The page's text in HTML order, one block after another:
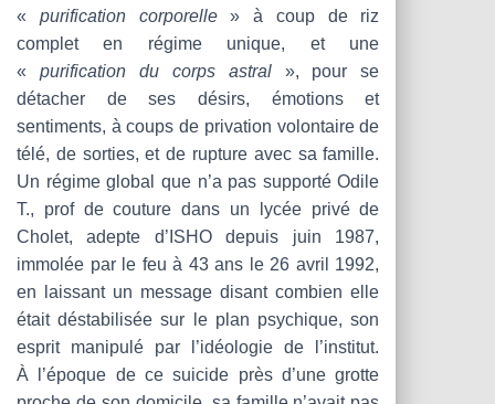
« purification corporelle» à coup de riz
complet en régime unique, et une
« purification du corps astral», pour se
détacher de ses désirs, émotions et
sentiments, à coups de privation volontaire de
télé, de sorties, et de rupture avec sa famille.
Un régime global que n’a pas supporté Odile
T., prof de couture dans un lycée privé de
Cholet, adepte d’ISHO depuis juin 1987,
immolée par le feu à 43 ans le 26 avril 1992,
en laissant un message disant combien elle
était déstabilisée sur le plan psychique, son
esprit manipulé par l’idéologie de l’institut.
À l’époque de ce suicide près d’une grotte